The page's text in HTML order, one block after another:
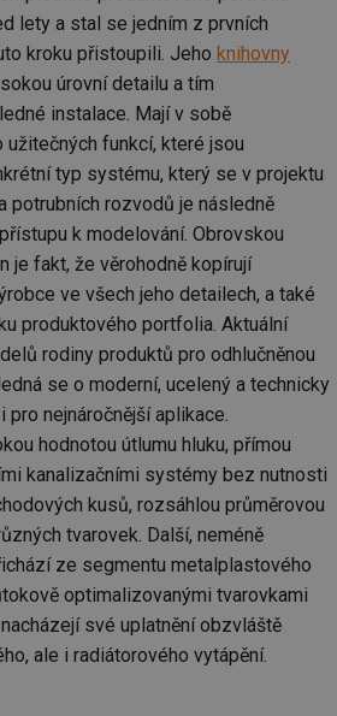
lety a stal se jedním z prvních
kroku přistoupili. Jeho knihovny
úrovní detailu a tím
instalace. Mají v sobě
užitečných funkcí, které jsou
typ systému, který se v projektu
potrubních rozvodů je následně
k modelování. Obrovskou
je fakt, že věrohodně kopírují
ve všech jeho detailech, a také
produktového portfolia. Aktuální
rodiny produktů pro odhlučněnou
se o moderní, ucelený a technicky
nejnáročnější aplikace.
hodnotou útlumu hluku, přímou
kanalizačními systémy bez nutnosti
kusů, rozsáhlou průměrovou
tvarovek. Další, neméně
ze segmentu metalplastového
optimalizovanými tvarovkami
své uplatnění obzvláště
ale i radiátorového vytápění.